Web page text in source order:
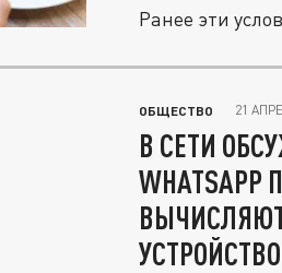
Ранее эти
ОБЩЕСТВО 21
В СЕТИ
УСТРОЙСТВО